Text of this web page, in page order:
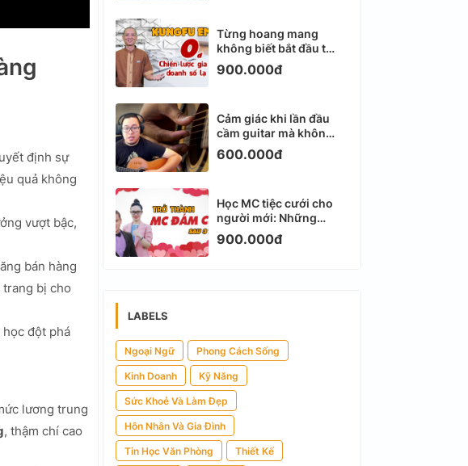
định sự
quả không
vượt bậc,
bán hàng
trang bị cho
học đột phá
lương trung
, thậm chí cao
Từng hoang mang
không biết bắt đầu từ
đâu với Email
Marketing
900.000đ
Cảm giác khi lần đầu
cầm guitar mà không
biết bắt đầu từ đâu
600.000đ
Học MC tiệc cưới cho
người mới: Những
ngày đầu thực sự khá
ngợp
900.000đ
LABELS
Ngoại Ngữ Phong Cách Sống
Kinh Doanh Kỹ Năng
Sức Khoẻ Và Làm Đẹp
Hôn Nhân Và Gia Đình
Tin Học Văn Phòng Thiết Kế